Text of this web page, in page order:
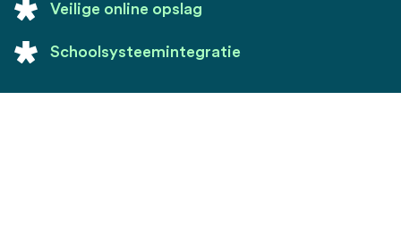
Veilige online opslag
Schoolsysteemintegratie